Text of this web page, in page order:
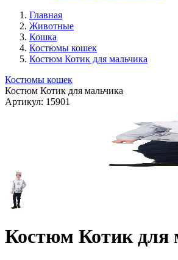
Главная
Животные
Кошка
Костюмы кошек
Костюм Котик для мальчика
Костюмы кошек
Костюм Котик для мальчика
Артикул: 15901
Костюм Котик для